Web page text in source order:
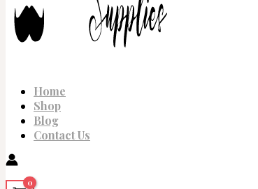
Home
Shop
Blog
Contact Us